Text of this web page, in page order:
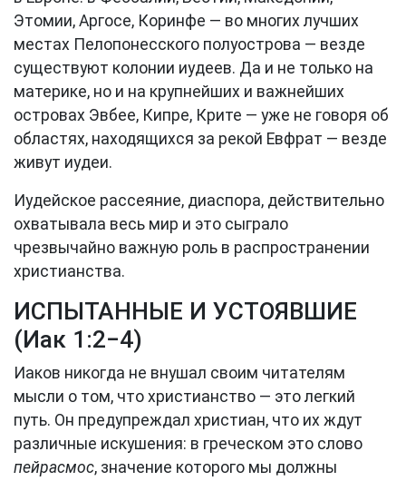
Этомии, Аргосе, Коринфе — во многих лучших
местах Пелопонесского полуострова — везде
существуют колонии иудеев. Да и не только на
материке, но и на крупнейших и важнейших
островах Эвбее, Кипре, Крите — уже не говоря об
областях, находящихся за рекой Евфрат — везде
живут иудеи.
Иудейское рассеяние, диаспора, действительно
охватывала весь мир и это сыграло
чрезвычайно важную роль в распространении
христианства.
ИСПЫТАННЫЕ И УСТОЯВШИЕ
(Иак 1:2−4)
Иаков никогда не внушал своим читателям
мысли о том, что христианство — это легкий
путь. Он предупреждал христиан, что их ждут
различные искушения: в греческом это слово
пейрасмос, значение которого мы должны